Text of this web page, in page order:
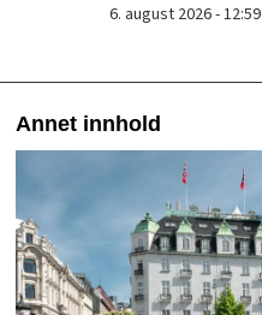
6. august 2026 - 12:59